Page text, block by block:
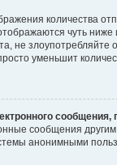
количества
чуть
не
уменьшит
сообщения,
сообщения
анонимными